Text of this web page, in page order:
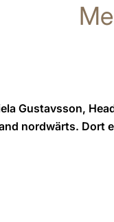
Gustavsson,
nordwärts. Dort